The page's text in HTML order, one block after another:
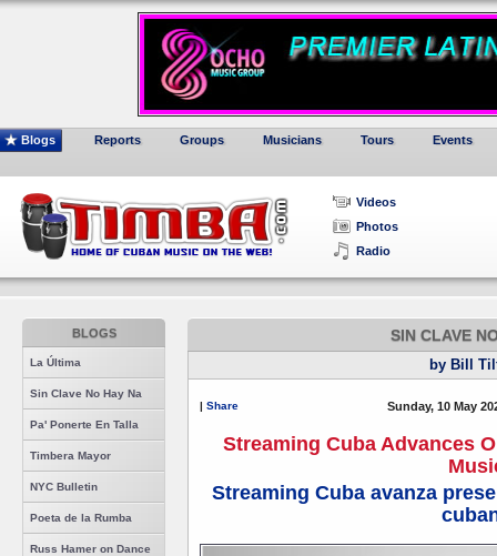
Blogs Reports Groups Musicians Tours Events
Videos
Photos
Radio
BLOGS
La Última
Sin Clave No Hay Na
Pa' Ponerte En Talla
Timbera Mayor
NYC Bulletin
Poeta de la Rumba
Russ Hamer on Dance
SIN CLAVE
by Bill
| Share Sunday, 10 May
Streaming Cuba Advances
Streaming Cuba avanza